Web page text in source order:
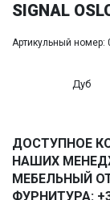
SIGNAL
Артикульный номер:
Дуб
ДОСТУПНОЕ
НАШИХ
МЕБЕЛЬНЫЙ
ФУРНИТУРА: